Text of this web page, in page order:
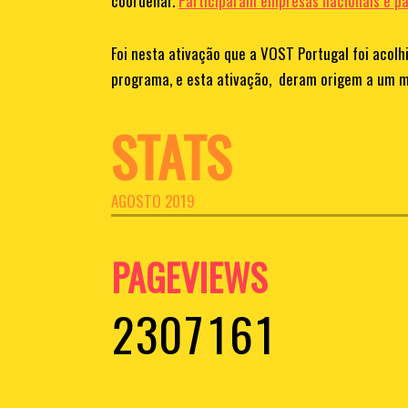
Foi nesta ativação que a VOST Portugal foi
programa, e esta ativação, deram origem a um
STATS
AGOSTO 2019
PAGEVIEWS
0
1
2
0
1
2
3
5
6
7
8
9
0
2
4
5
6
7
0
1
1
2
3
4
5
6
0
1